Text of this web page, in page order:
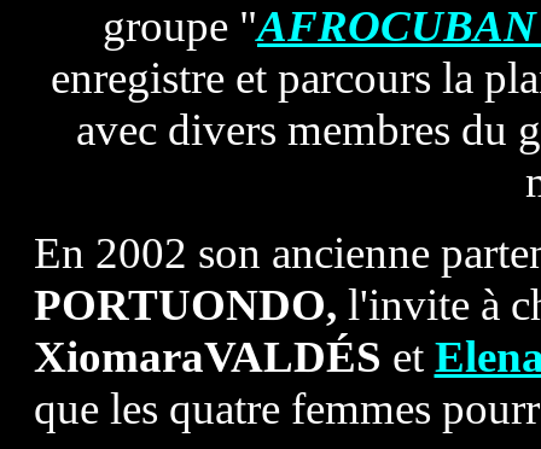
groupe "
enregistre et parcours la
avec divers membres du
En 2002 son ancienne
PORTUONDO, l'invite à
XiomaraVALDÉS et
que les quatre femmes